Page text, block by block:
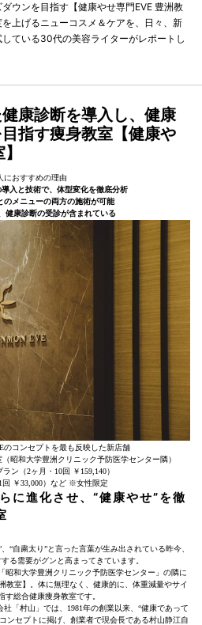
ウンを目指す【健康やせ専門EVE 豊洲教
上げるニューコスメ＆ケアを、日々、新
ている30代の美容ライターがレポートし
康診断を導入し、健康
指す痩身教室【健康や
におすすめの理由
導入と技術で、体型変化を徹底分析
のメニューの両方の施術が可能
健康診断の受診が含まれている
のコンセプトを最も反映した新店舗
昭和大学豊洲クリニック予防医学センター隣）
ン（2ヶ月・10回 ￥159,140）
回 ￥33,000）など ※女性限定
に進化させ、“健康やせ”を徹
“自粛太り”と言った言葉が生み出されている昨今、
る需要がグンと高まってきています。
昭和大学豊洲クリニック予防医学センター」の隣に
教室】。体に無理なく、健康的に、体重減量やサイ
す総合健康痩身教室です。
社「村山」では、1981年の創業以来、“健康であって
ンセプトに掲げ、創業者で現会長である村山静江自